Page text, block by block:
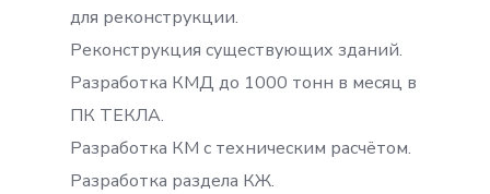
для реконструкции.
Реконструкция существующих зданий.
Разработка КМД до 1000 тонн в месяц в
ПК ТЕКЛА.
Разработка КМ с техническим расчётом.
Разработка раздела КЖ.